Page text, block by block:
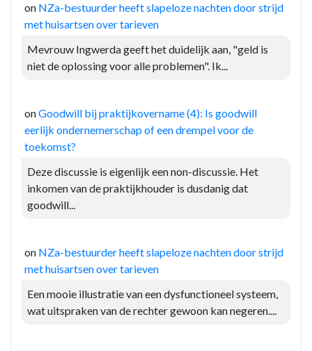
on NZa-bestuurder heeft slapeloze nachten door strijd
met huisartsen over tarieven
Mevrouw Ingwerda geeft het duidelijk aan, "geld is
niet de oplossing voor alle problemen". Ik...
onGoodwill bij praktijkovername (4): Is goodwill
eerlijk ondernemerschap of een drempel voor de
toekomst?
Deze discussie is eigenlijk een non-discussie. Het
inkomen van de praktijkhouder is dusdanig dat
goodwill...
on NZa-bestuurder heeft slapeloze nachten door strijd
met huisartsen over tarieven
Een mooie illustratie van een dysfunctioneel systeem,
wat uitspraken van de rechter gewoon kan negeren....